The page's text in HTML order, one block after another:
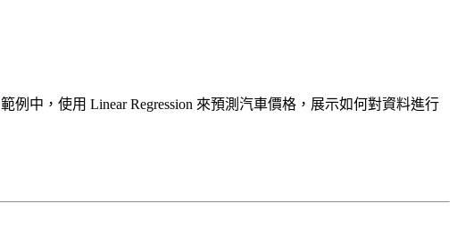
範例中，使用 Linear Regression 來預測汽車價格，展示如何對資料進行